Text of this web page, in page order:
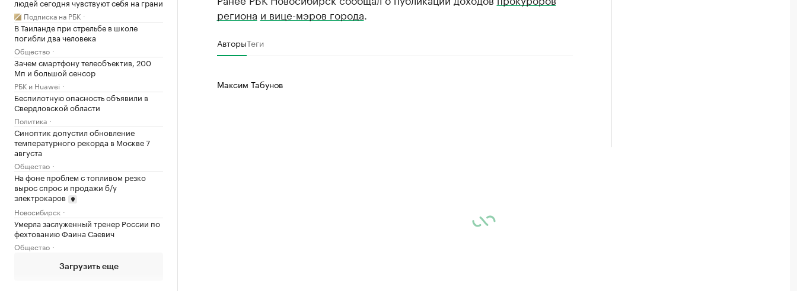
Подписка на РБК
В Таиланде при стрельбе в школе
погибли два человека
Общество
Зачем смартфону телеобъектив, 200
Мп и большой сенсор
РБК и Huawei
Беспилотную опасность объявили в
Свердловской области
Политика
Синоптик допустил обновление
температурного рекорда в Москве 7
августа
Общество
На фоне проблем с топливом резко
вырос спрос и продажи б/у
электрокаров
Новосибирск
Умерла заслуженный тренер России по
фехтованию Фаина Саевич
Общество
Загрузить еще
региона и вице-мэров города
АвторыТеги
Максим Табунов